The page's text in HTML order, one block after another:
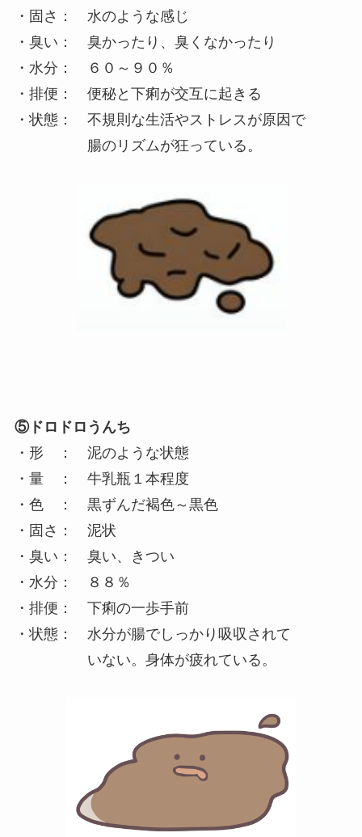
・固さ： 水のような感じ
・臭い： 臭かったり、臭くなかったり
・水分： ６０～９０％
・排便： 便秘と下痢が交互に起きる
・状態： 不規則な生活やストレスが原因で
腸のリズムが狂っている。
⑤ドロドロうんち
・形 ： 泥のような状態
・量 ： 牛乳瓶１本程度
・色 ： 黒ずんだ褐色～黒色
・固さ： 泥状
・臭い： 臭い、きつい
・水分： ８８％
・排便： 下痢の一歩手前
・状態： 水分が腸でしっかり吸収されて
いない。身体が疲れている。